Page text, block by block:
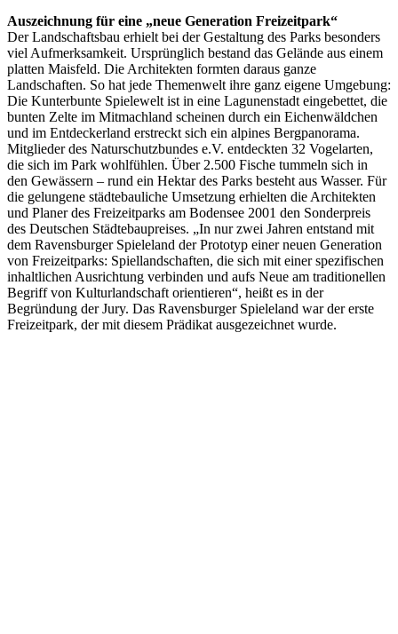
Auszeichnung für eine „neue Generation Freizeitpark“
Der Landschaftsbau erhielt bei der Gestaltung des Parks besonders
viel Aufmerksamkeit. Ursprünglich bestand das Gelände aus einem
platten Maisfeld. Die Architekten formten daraus ganze
Landschaften. So hat jede Themenwelt ihre ganz eigene Umgebung:
Die Kunterbunte Spielewelt ist in eine Lagunenstadt eingebettet, die
bunten Zelte im Mitmachland scheinen durch ein Eichenwäldchen
und im Entdeckerland erstreckt sich ein alpines Bergpanorama.
Mitglieder des Naturschutzbundes e.V. entdeckten 32 Vogelarten,
die sich im Park wohlfühlen. Über 2.500 Fische tummeln sich in
den Gewässern – rund ein Hektar des Parks besteht aus Wasser. Für
die gelungene städtebauliche Umsetzung erhielten die Architekten
und Planer des Freizeitparks am Bodensee 2001 den Sonderpreis
des Deutschen Städtebaupreises. „In nur zwei Jahren entstand mit
dem Ravensburger Spieleland der Prototyp einer neuen Generation
von Freizeitparks: Spiellandschaften, die sich mit einer spezifischen
inhaltlichen Ausrichtung verbinden und aufs Neue am traditionellen
Begriff von Kulturlandschaft orientieren“, heißt es in der
Begründung der Jury. Das Ravensburger Spieleland war der erste
Freizeitpark, der mit diesem Prädikat ausgezeichnet wurde.